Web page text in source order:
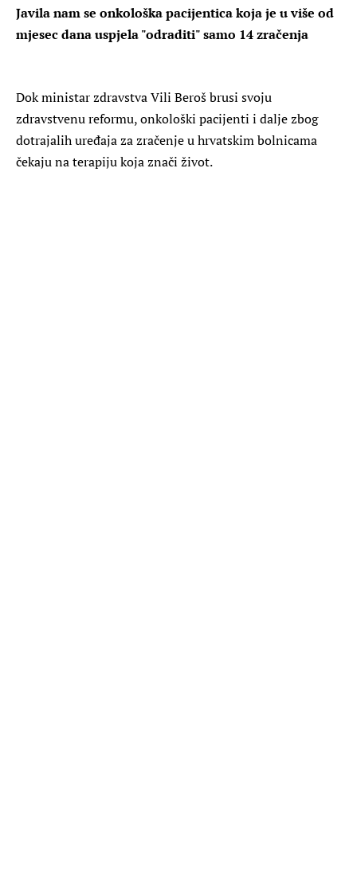
Javila nam se onkološka pacijentica koja je u više od
mjesec dana uspjela "odraditi" samo 14 zračenja
Dok ministar zdravstva Vili Beroš brusi svoju
zdravstvenu reformu, onkološki pacijenti i dalje zbog
dotrajalih uređaja za zračenje u hrvatskim bolnicama
čekaju na terapiju koja znači život.